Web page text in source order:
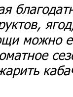
можно